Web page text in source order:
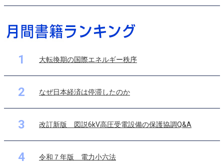
1 大転換期の国際エネルギー秩序
2 なぜ日本経済は停滞したのか
3 改訂新版 図説6kV高圧受電設備の保護協調Q&A
4 令和７年版 電力小六法